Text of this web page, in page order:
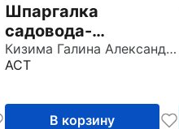
Шпаргалка
садовода-
огородника. Как
ухаживать за
год
Кизима Галина Александровна
АСТ
В корзину